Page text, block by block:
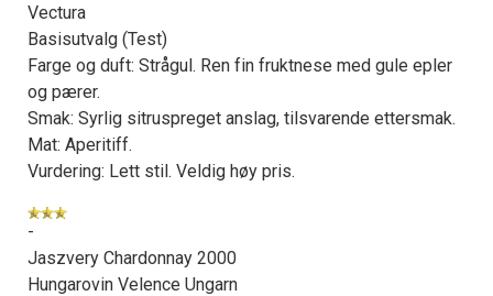
Vectura
Basisutvalg (Test)
Farge og duft: Strågul. Ren fin fruktnese med gule epler
og pærer.
Smak: Syrlig sitruspreget anslag, tilsvarende ettersmak.
Mat: Aperitiff.
Vurdering: Lett stil. Veldig høy pris.
-
Jaszvery Chardonnay 2000
Hungarovin Velence Ungarn